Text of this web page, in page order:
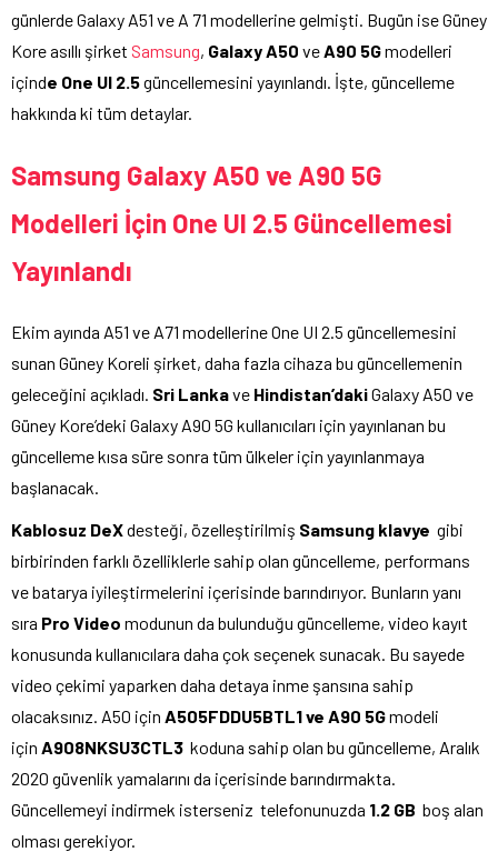
günlerde Galaxy A51 ve A 71 modellerine gelmişti. Bugün ise Güney
Kore asıllı şirket Samsung, Galaxy A50 ve A90 5Gmodelleri
içinde One UI 2.5güncellemesini yayınlandı. İşte, güncelleme
hakkında ki tüm detaylar.
Samsung Galaxy A50 ve A90 5G
Modelleri İçin One UI 2.5 Güncellemesi
Yayınlandı
Ekim ayında A51 ve A71 modellerine One UI 2.5 güncellemesini
sunan Güney Koreli şirket, daha fazla cihaza bu güncellemenin
geleceğini açıkladı. Sri Lankave Hindistan’dakiGalaxy A50 ve
Güney Kore’deki Galaxy A90 5G kullanıcıları için yayınlanan bu
güncelleme kısa süre sonra tüm ülkeler için yayınlanmaya
başlanacak.
Kablosuz DeXdesteği, özelleştirilmiş Samsung klavye gibi
birbirinden farklı özelliklerle sahip olan güncelleme, performans
ve batarya iyileştirmelerini içerisinde barındırıyor. Bunların yanı
sıra Pro Video modunun da bulunduğu güncelleme, video kayıt
konusunda kullanıcılara daha çok seçenek sunacak. Bu sayede
video çekimi yaparken daha detaya inme şansına sahip
olacaksınız. A50 için A505FDDU5BTL1 ve A90 5Gmodeli
için A908NKSU3CTL3 koduna sahip olan bu güncelleme, Aralık
2020 güvenlik yamalarını da içerisinde barındırmakta.
Güncellemeyi indirmek isterseniz telefonunuzda 1.2 GB boş alan
olması gerekiyor.